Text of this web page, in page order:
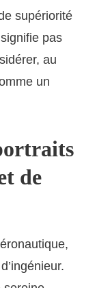
supériorité
pas
au
un
de